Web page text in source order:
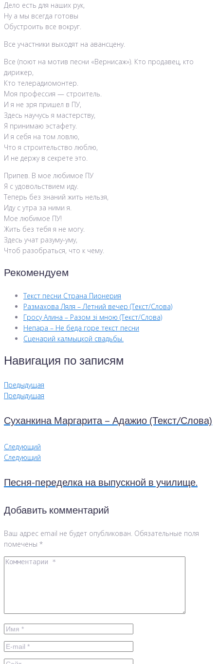
Дело есть для наших рук,
Ну а мы всегда готовы
Обустроить все вокруг.
Все участники выходят на авансцену.
Все (поют на мотив песни «Вернисаж»). Кто продавец, кто
дирижер,
Кто телерадиомонтер.
Моя профессия — строитель.
И я не зря пришел в ПУ,
Здесь научусь я мастерству,
Я принимаю эстафету.
И я себя на том ловлю,
Что я строительство люблю,
И не держу в секрете это.
Припев. В мое любимое ПУ
Я с удовольствием иду.
Теперь без знаний жить нельзя,
Иду с утра за ними я.
Мое любимое ПУ!
Жить без тебя я не могу.
Здесь учат разуму-уму,
Чтоб разобраться, что к чему.
Рекомендуем
Текст песни Страна Пионерия
Размахова Ляля – Летний вечер (Текст/Слова)
Гросу Алина – Разом зі мною (Текст/Слова)
Непара – Не беда горе текст песни
Сценарий калмыцкой свадьбы.
Навигация по записям
Предыдущая
Предыдущая
Суханкина Маргарита – Адажио (Текст/Слова)
Следующий
Следующий
Песня-переделка на выпускной в училище.
Добавить комментарий
Ваш адрес email не будет опубликован. Обязательные поля
помечены *